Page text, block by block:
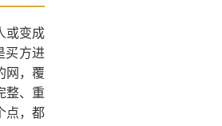
或变成
买方进
网，覆
整、重
点，都